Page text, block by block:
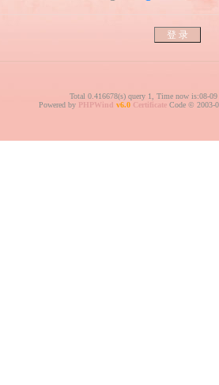
Total 0.416678(s) query 1, Time now is:08-
Powered by PHPWind v6.0 Certificate Code © 2003-